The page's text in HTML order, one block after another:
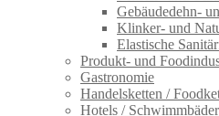
Gebäudedehn-
Klinker- und
Elastische
Produkt- und
Gastronomie
Handelsketten /
Hotels / Schwimmbäder